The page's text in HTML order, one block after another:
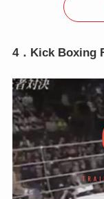
4．Kick Boxing